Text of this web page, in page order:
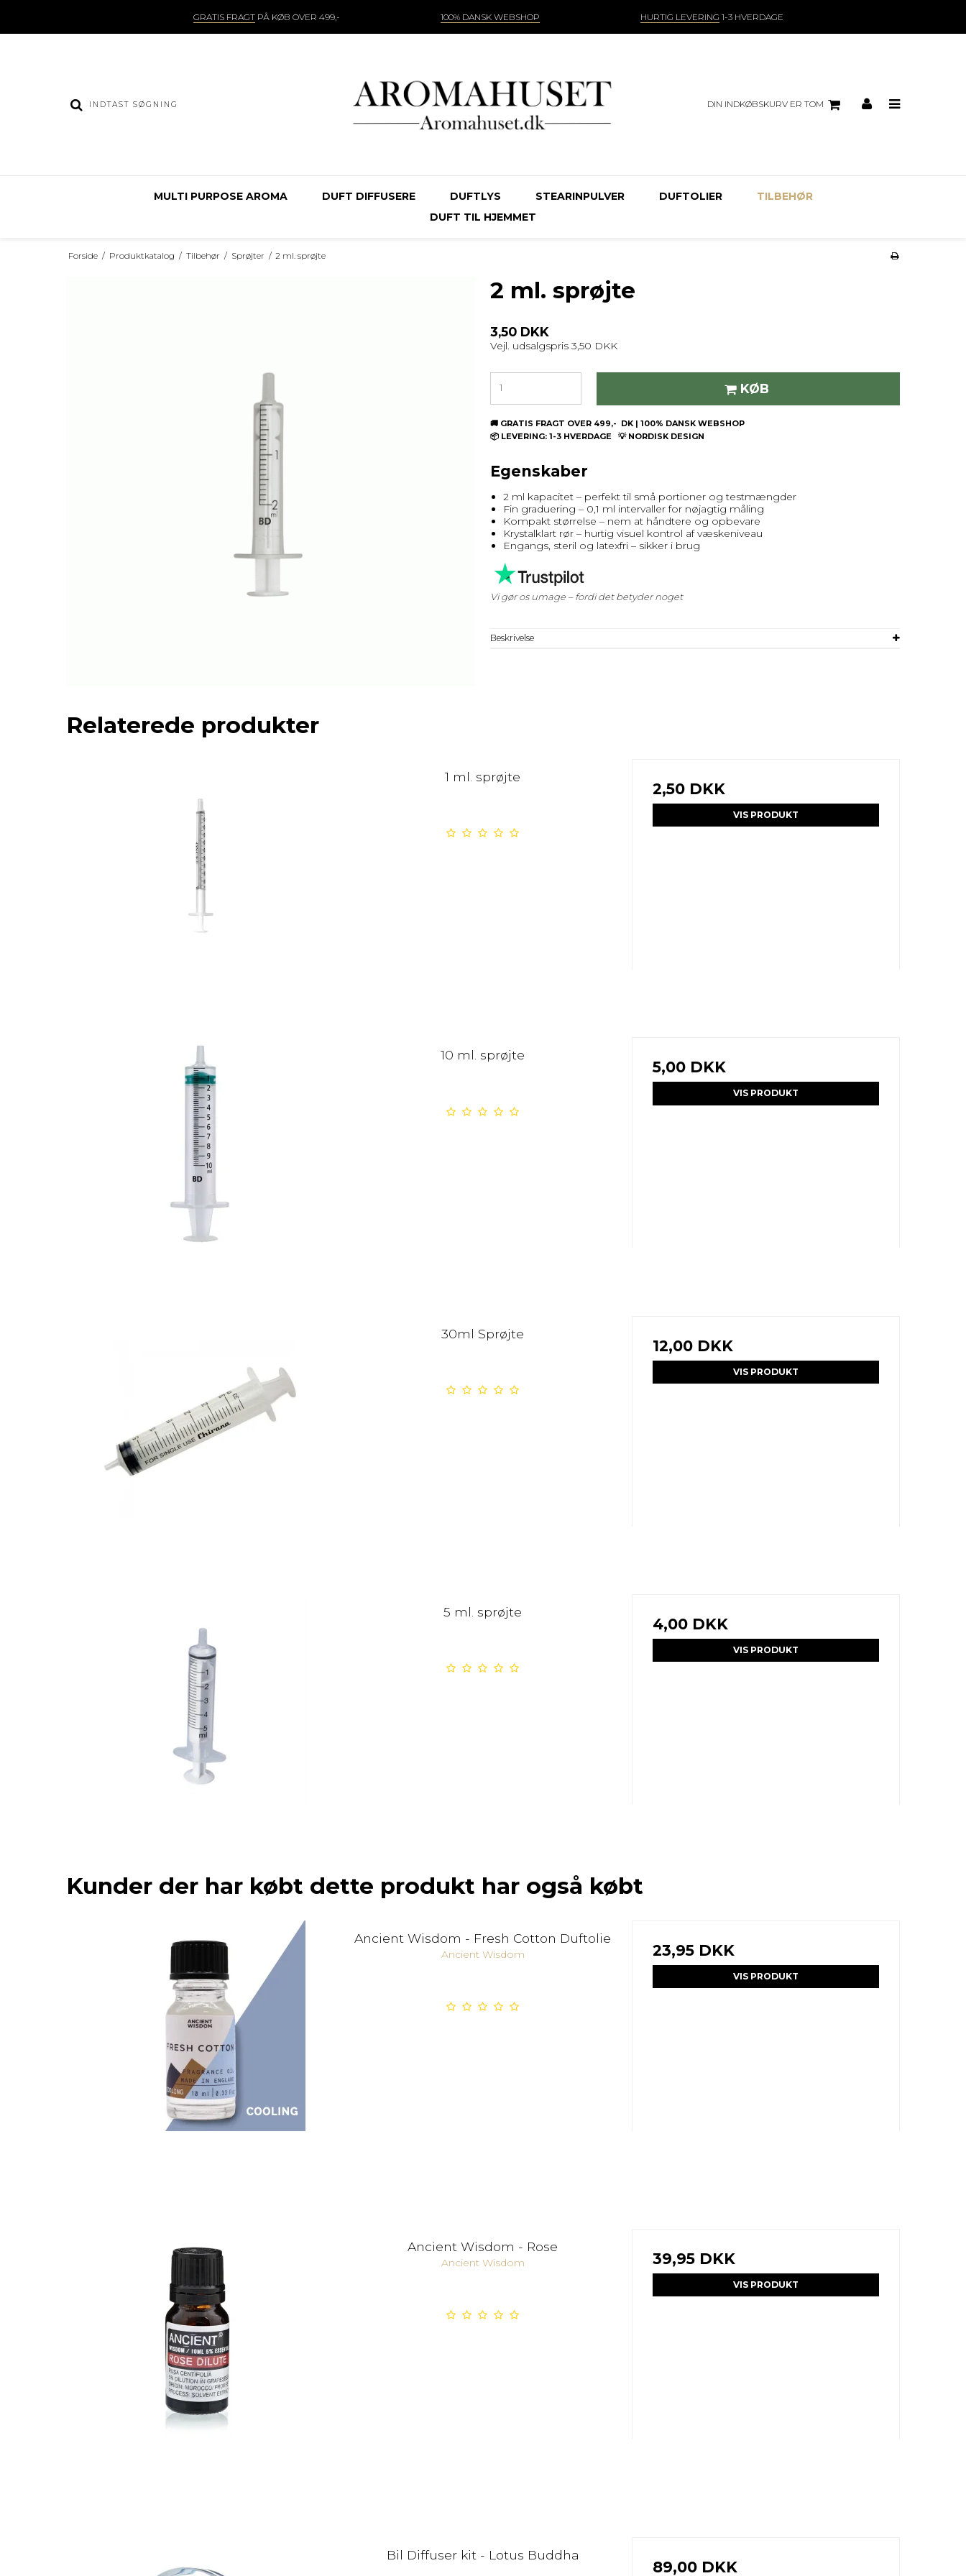
GRATIS FRAGTPÅ KØB OVER 499,- 100% DANSK WEBSHOP HURTIG LEVERING 1-3 HVERDAGE
DIN INDKØBSKURV ER TOM
MULTI PURPOSE AROMA DUFT DIFFUSERE DUFTLYS STEARINPULVER DUFTOLIER
TILBEHØR
DUFT TIL HJEMMET
Forside / Produktkatalog / Tilbehør / Sprøjter / 2 ml. sprøjte
2 ml. sprøjte
3,50 DKK
Vejl. udsalgspris 3,50 DKK
KØB
🚚 GRATIS FRAGT OVER 499,- DK | 100% DANSK WEBSHOP
📦 LEVERING: 1-3 HVERDAGE 💡 NORDISK DESIGN
Egenskaber
2 ml kapacitet – perfekt til små portioner og testmængder
Fin graduering – 0,1 ml intervaller for nøjagtig måling
Kompakt størrelse – nem at håndtere og opbevare
Krystalklart rør – hurtig visuel kontrol af væskeniveau
Engangs, steril og latexfri – sikker i brug
Vi gør os umage – fordi det betyder noget
Beskrivelse
Relaterede produkter
1 ml. sprøjte
2,50 DKK
VIS PRODUKT
10 ml. sprøjte
5,00 DKK
VIS PRODUKT
30ml Sprøjte
12,00 DKK
VIS PRODUKT
5 ml. sprøjte
4,00 DKK
VIS PRODUKT
Kunder der har købt dette produkt har også købt
Ancient Wisdom - Fresh Cotton Duftolie
Ancient Wisdom 23,95 DKK
VIS PRODUKT
Ancient Wisdom - Rose
Ancient Wisdom 39,95 DKK
VIS PRODUKT
Bil Diffuser kit - Lotus Buddha
89,00 DKK